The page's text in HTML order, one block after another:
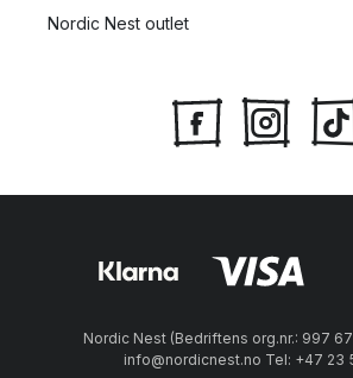
Nordic Nest outlet
Nordic Nest (Bedriftens org.nr.: 997
info@nordicnest.no Tel: +47 23